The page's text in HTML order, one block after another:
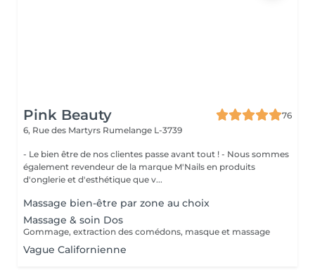
Pink Beauty
76
6, Rue des Martyrs Rumelange L-3739
- Le bien être de nos clientes passe avant tout ! - Nous sommes
également revendeur de la marque M'Nails en produits
d'onglerie et d'esthétique que v...
Massage bien-être par zone au choix
Massage & soin Dos
Gommage, extraction des comédons, masque et massage
Vague Californienne